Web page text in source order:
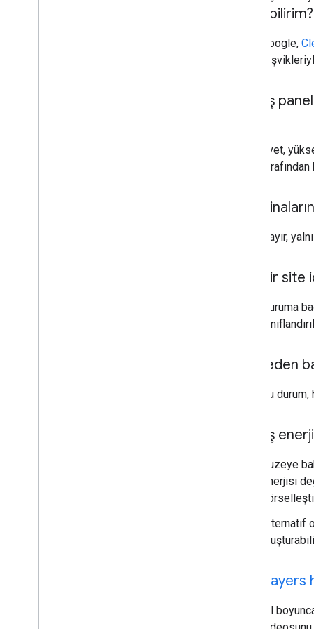
edinebilirim?
Google,
Güneş
Evet,
Hayır,
bir site
Duruma
API neden
Bu
Güneş
Kuzeye
enerjisi
Alternatif
Yıl